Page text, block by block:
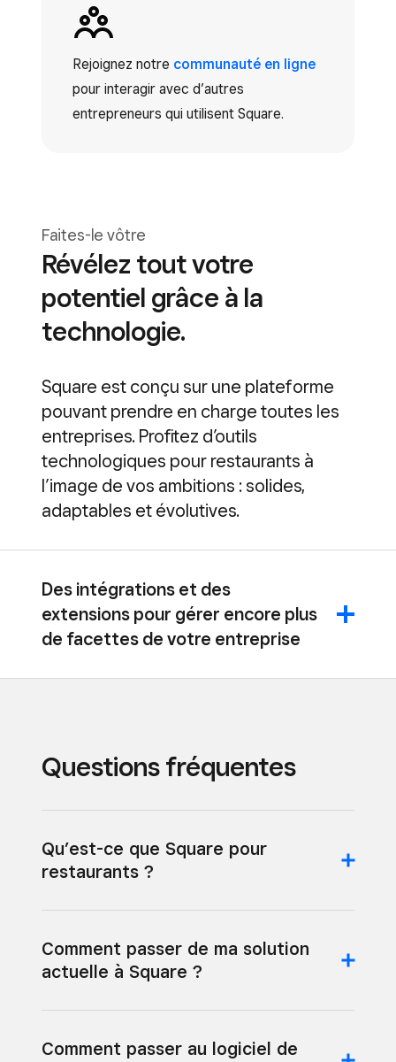
Rejoignez notre communauté en ligne
pour interagir avec d’autres
entrepreneurs qui utilisent Square.
Faites-le vôtre
Révélez tout votre
potentiel grâce à la
technologie.
Square est conçu sur une plateforme
pouvant prendre en charge toutes les
entreprises. Profitez d’outils
technologiques pour restaurants à
l’image de vos ambitions : solides,
adaptables et évolutives.
Des intégrations et des
extensions pour gérer encore plus
de facettes de votre entreprise
Questions fréquentes
Qu’est-ce que Square pour
restaurants ?
Comment passer de ma solution
actuelle à Square ?
Comment passer au logiciel de